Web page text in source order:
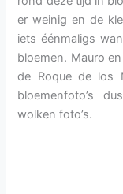
er weinig en de
iets éénmaligs
bloemen. Mauro
de Roque de los
bloemenfoto’s
wolken foto’s.